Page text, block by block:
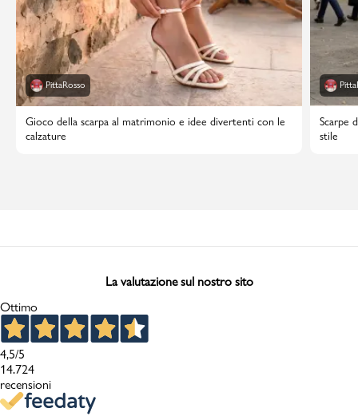
PittaRosso
Gioco della scarpa al matrimonio e idee divertenti con le
calzature
Scarpe
stile
La valutazione sul nostro sito
Ottimo
4,5/5
14.724
recensioni